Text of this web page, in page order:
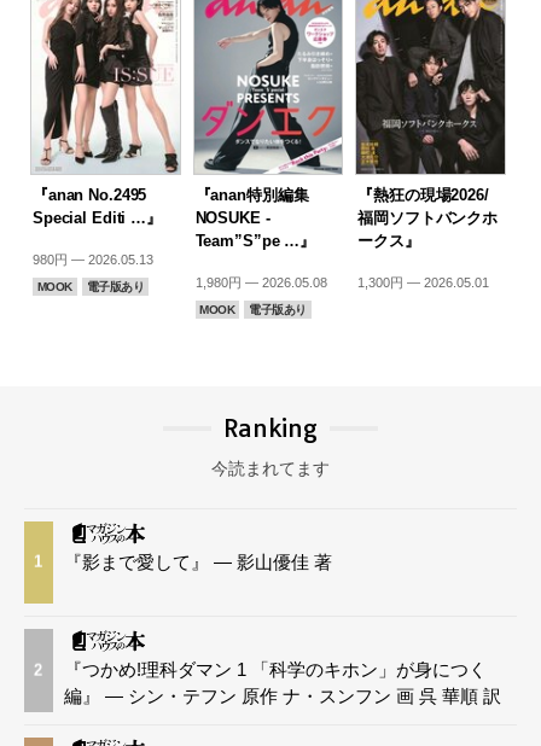
『anan No.2495
Special Editi …』
980円 — 2026.05.13
MOOK 電子版あり
『anan特別編集
NOSUKE -
Team”S”pe …』
1,980円 — 2026.05.08
MOOK 電子版あり
『熱狂の現場2026/
福岡ソフトバンクホ
ークス』
1,300円 — 2026.05.01
Ranking
今読まれてます
1 『影まで愛して』 — 影山優佳 著
2
『つかめ!理科ダマン 1 「科学のキホン」が身につく
編』 — シン・テフン 原作 ナ・スンフン 画 呉 華順 訳